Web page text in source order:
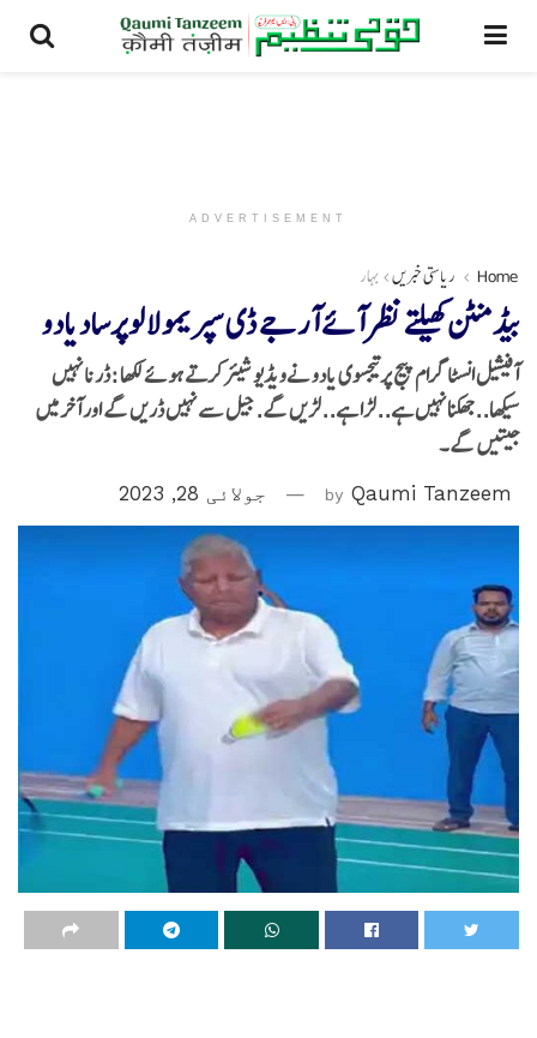
ADVERTISEMENT
Home ریاستی خبریں بہار
بیڈ منٹن کھیلتے نظر آئے آر جے ڈی سپریمو لا لو پرساد یادو
آفیشیل انسٹاگرام پیج پرتیجسوی یادو نےویڈیو شیئر کرتے ہوئے لکھا :ڈرنا نہیں
سیکھا..جھکنا نہیں ہے..لڑا ہے..لڑیں گے. جیل سے نہیں ڈریں گے اور آخر میں
جیتیں گے۔
by Qaumi Tanzeem جولائی 28, 2023